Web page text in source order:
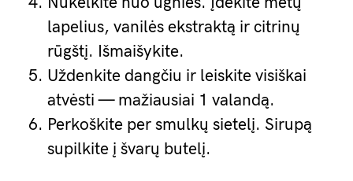
lapelius, vanilės ekstraktą ir citrinų
rūgštį. Išmaišykite.
Uždenkite dangčiu ir leiskite visiškai
atvėsti — mažiausiai 1 valandą.
Perkoškite per smulkų sietelį. Sirupą
supilkite į švarų butelį.